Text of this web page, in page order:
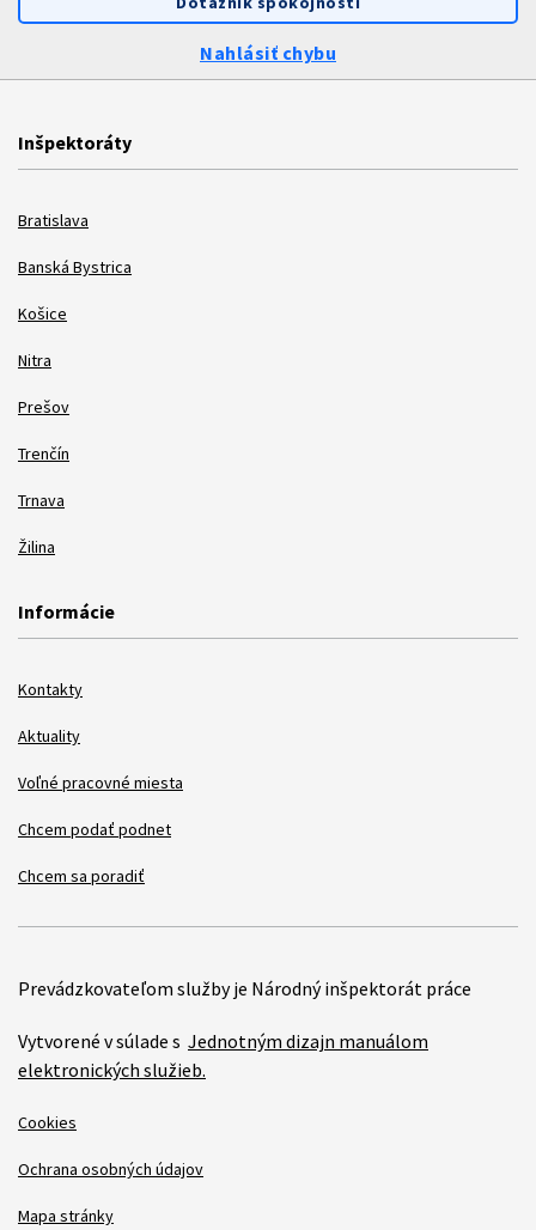
Nahlásiť chybu
Inšpektoráty
Bratislava
Banská Bystrica
Košice
Nitra
Prešov
Trenčín
Trnava
Žilina
Informácie
Kontakty
Aktuality
Voľné pracovné miesta
Chcem podať podnet
Chcem sa poradiť
Prevádzkovateľom služby je Národný inšpektorát práce
Vytvorené v súlade s Jednotným dizajn manuálom
elektronických služieb.
Cookies
Ochrana osobných údajov
Mapa stránky